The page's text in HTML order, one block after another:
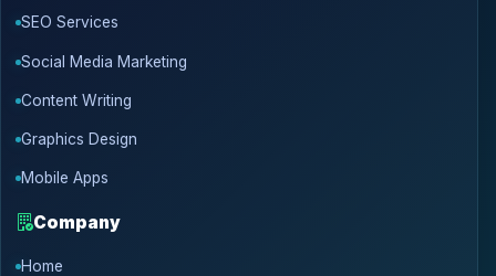
SEO Services
Social Media Marketing
Content Writing
Graphics Design
Mobile Apps
Company
Home